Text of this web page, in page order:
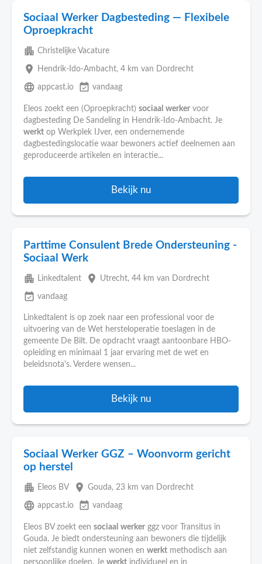
Sociaal Werker Dagbesteding — Flexibele
Oproepkracht
apartment Christelijke Vacature
place Hendrik-Ido-Ambacht, 4 km van Dordrecht
language appcast.io event_available vandaag
Eleos zoekt een (Oproepkracht) sociaal werker voor
dagbesteding De Sandeling in Hendrik-Ido-Ambacht. Je
werkt op Werkplek IJver, een ondernemende
dagbestedingslocatie waar bewoners actief deelnemen aan
geproduceerde artikelen en interactie...
Bekijk nu
Parttime Consulent Brede Ondersteuning -
Sociaal Werk
apartment Linkedtalent place Utrecht, 44 km van Dordrecht
event_available vandaag
Linkedtalent is op zoek naar een professional voor de
uitvoering van de Wet hersteloperatie toeslagen in de
gemeente De Bilt. De opdracht vraagt aantoonbare HBO-
opleiding en minimaal 1 jaar ervaring met de wet en
beleidsnota's. Verdere wensen...
Bekijk nu
Sociaal Werker GGZ – Woonvorm gericht
op herstel
apartment Eleos BV place Gouda, 23 km van Dordrecht
language appcast.io event_available vandaag
Eleos BV zoekt een sociaal werker ggz voor Transitus in
Gouda. Je biedt ondersteuning aan bewoners die tijdelijk
niet zelfstandig kunnen wonen en werkt methodisch aan
persoonlijke doelen. Je werkt individueel en in